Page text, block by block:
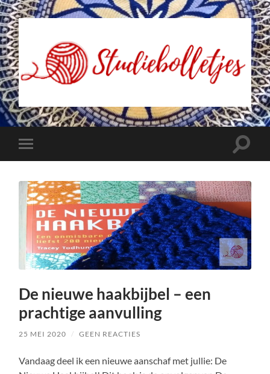
Studiebolletjes
Toggle
mobiel
Toggle
De nieuwe haakbijbel – een
prachtige aanvulling
25 MEI 2020 / GEEN REACTIES
Vandaag deel ik een nieuwe aanschaf met jullie: De